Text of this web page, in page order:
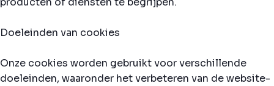
Doeleinden van cookies
Onze cookies worden gebruikt voor verschillende
doeleinden, waaronder het verbeteren van de website-